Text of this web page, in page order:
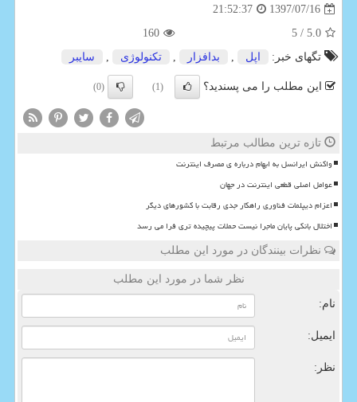
1397/07/16
21:52:37
5.0
/ 5
160
تگهای خبر:
اپل , بدافزار , تكنولوژی , سایبر
این مطلب را می پسندید؟ (1)
(0)
تازه ترین مطالب مرتبط
واکنش ایرانسل به ابهام درباره ی مصرف اینترنت
عوامل اصلی قطعی اینترنت در جهان
اعزام دیپلمات فناوری راهکار جدی رقابت با کشورهای دیگر
اختلال بانکی پایان ماجرا نیست حملات پیچیده تری فرا می رسد
نظرات بینندگان در مورد این مطلب
نظر شما در مورد این مطلب
نام:
ایمیل:
نظر: